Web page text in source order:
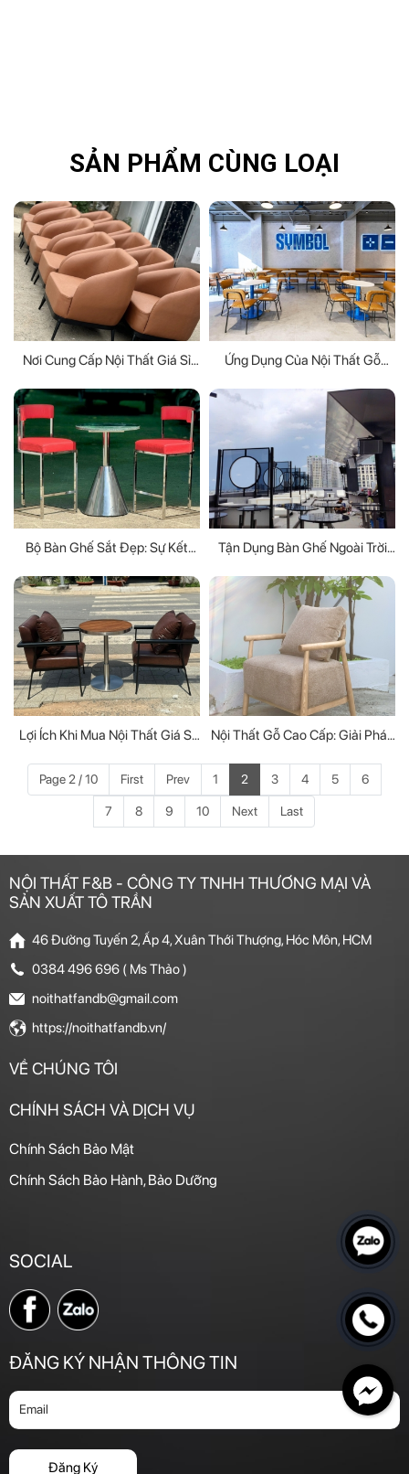
SẢN PHẨM CÙNG LOẠI
Nơi Cung Cấp Nội Thất Giá Sỉ
Ứng Dụng Của Nội Thất Gỗ
Phòng
Bộ Bàn Ghế Sắt Đẹp: Sự Kết
Cách Và Độ Bền
Tận Dụng Bàn Ghế Ngoài Trời
Tưởng
Lợi Ích Khi Mua Nội Thất Giá Sỉ
Doanh Nghiệp
Nội Thất Gỗ Cao Cấp: Giải Pháp
Sống
Page 2 / 10 First Prev 1 2 3 4 5 6
7 8 9 10 Next Last
NỘI THẤT F&B - CÔNG TY TNHH THƯƠNG MẠI VÀ
SẢN XUẤT TÔ TRẦN
46 Đường Tuyến 2, Ấp 4, Xuân Thới Thượng, Hóc Môn, HCM
0384 496 696 ( Ms Thảo )
noithatfandb@gmail.com
https://noithatfandb.vn/
VỀ CHÚNG TÔI
CHÍNH SÁCH VÀ DỊCH VỤ
Chính Sách Bảo Mật
Chính Sách Bảo Hành, Bảo Dưỡng
SOCIAL
ĐĂNG KÝ NHẬN THÔNG TIN